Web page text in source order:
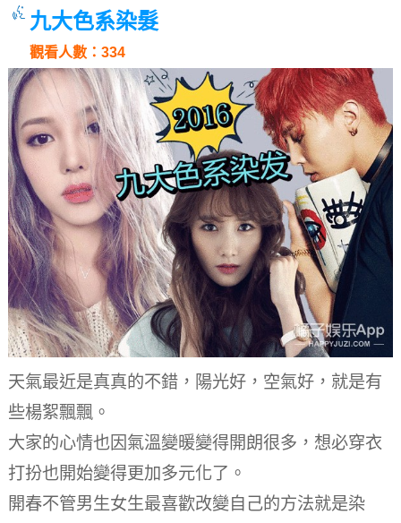
九大色系染髮
觀看人數：334
天氣最近是真真的不錯，陽光好，空氣好，就是有
些楊絮飄飄。
大家的心情也因氣溫變暖變得開朗很多，想必穿衣
打扮也開始變得更加多元化了。
開春不管男生女生最喜歡改變自己的方法就是染